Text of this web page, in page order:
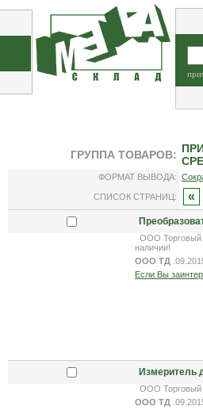
ГРУППА ТОВАРОВ:
ФОРМАТ ВЫВОДА:
СПИСОК СТРАНИЦ: «
ООО Торговый
наличии!
ООО ТД
Если Вы
Измеритель
ООО Торговый
ООО ТД